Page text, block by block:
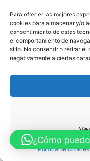
Para ofrecer las mejores
cookies para almacenar y/o
consentimiento de estas
el comportamiento de
sitio. No consentir o retirar
negativamente a ciertas
Política de cookies
MECANISMO DE
© Guia Telefónica de
¿Cómo